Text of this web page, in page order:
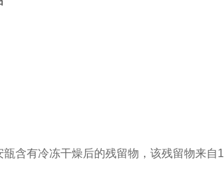
有冷冻干燥后的残留物，该残留物来自